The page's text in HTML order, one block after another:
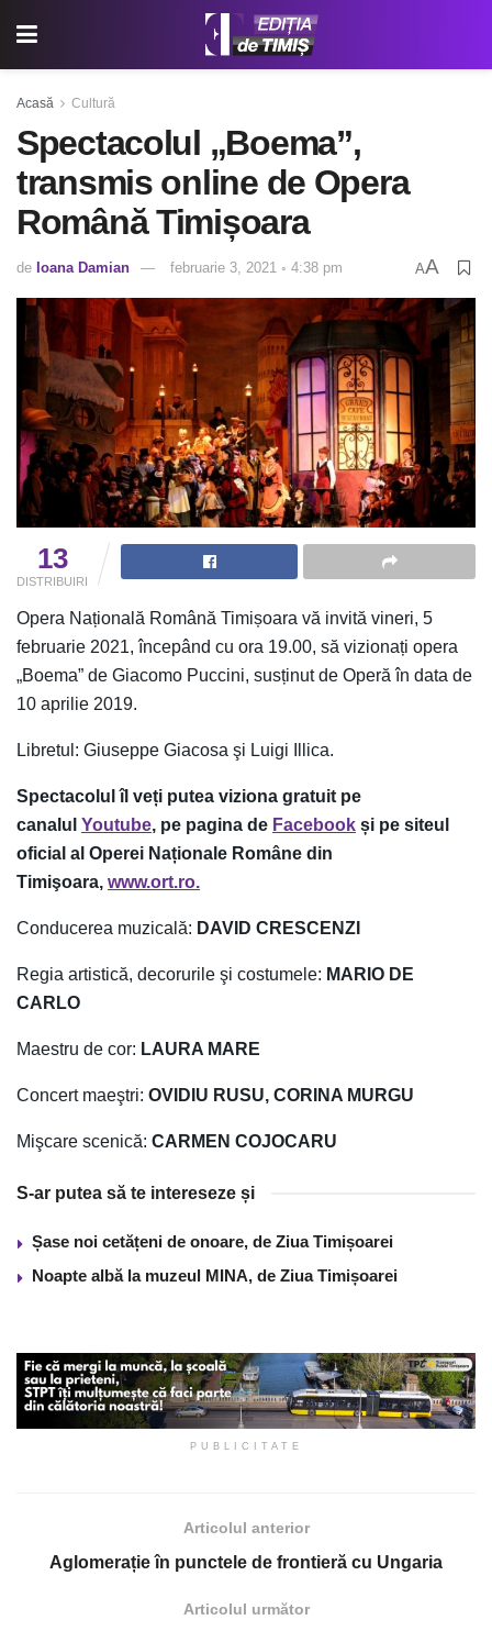
Acasă Cultură
Spectacolul „Boema”,
transmis online de Opera
Română Timișoara
de Ioana Damian februarie 3, 2021 ◦ 4:38 pm AA
13
DISTRIBUIRI
Opera Națională Română Timișoara vă invită vineri, 5
februarie 2021, începând cu ora 19.00, să vizionați opera
„Boema” de Giacomo Puccini, susținut de Operă în data de
10 aprilie 2019.
Libretul: Giuseppe Giacosa şi Luigi Illica.
Spectacolul îl veți putea viziona gratuit pe
canalul Youtube, pe pagina de Facebook și pe siteul
oficial al Operei Naționale Române din
Timişoara, www.ort.ro.
Conducerea muzicală: DAVID CRESCENZI
Regia artistică, decorurile şi costumele: MARIO DE
CARLO
Maestru de cor: LAURA MARE
Concert maeştri: OVIDIU RUSU, CORINA MURGU
Mişcare scenică: CARMEN COJOCARU
S-ar putea să te intereseze și
Șase noi cetățeni de onoare, de Ziua Timișoarei
Noapte albă la muzeul MINA, de Ziua Timișoarei
PUBLICITATE
Articolul anterior
Aglomerație în punctele de frontieră cu Ungaria
Articolul următor